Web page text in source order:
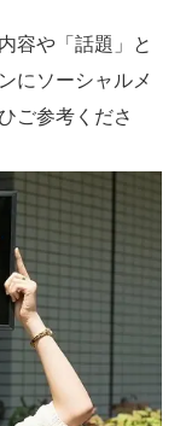
容や「話題」と
にソーシャルメ
ご参考くださ